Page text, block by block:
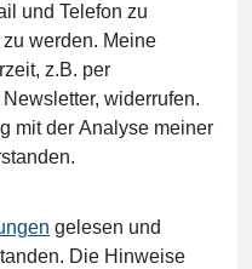
und Telefon zu
werden. Meine
z.B. per
widerrufen.
mit der Analyse meiner
gelesen und
Die Hinweise